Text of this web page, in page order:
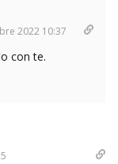
2022 10:37
con te.